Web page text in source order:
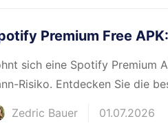
Premium Free
sich eine Spotify Premium
Risiko. Entdecken Sie die
Zedric Bauer 01.07.2026